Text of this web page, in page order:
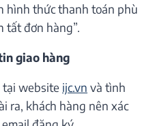
hình thức thanh toán phù
tất đơn hàng”.
giao hàng
website ijc.vn và tình
ra, khách hàng nên xác